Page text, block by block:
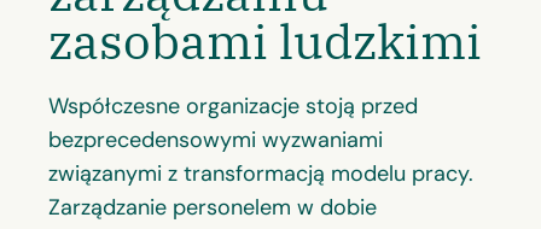
zasobami ludzkimi
Współczesne organizacje stoją przed
bezprecedensowymi wyzwaniami
związanymi z transformacją modelu pracy.
Zarządzanie personelem w dobie